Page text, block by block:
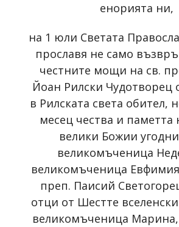
енорията ни,
на 1 юли Светата
прославя не само
честните мощи на св.
Йоан Рилски Чудотворец
в Рилската света обител,
месец чества и паметта
велики Божии
великомъченица
великомъченица
преп. Паисий
отци от Шестте
великомъченица